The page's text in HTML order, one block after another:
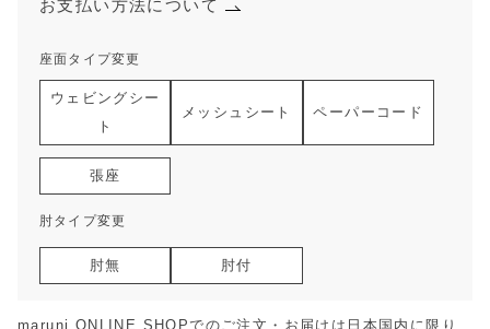
座面タイプ変更
ウェビングシー
ト
メッシュシート ペーパーコード
張座
肘タイプ変更
肘無 肘付
お支払い方法について
maruni ONLINE SHOPでのご注文・お届けは日本国内に限り